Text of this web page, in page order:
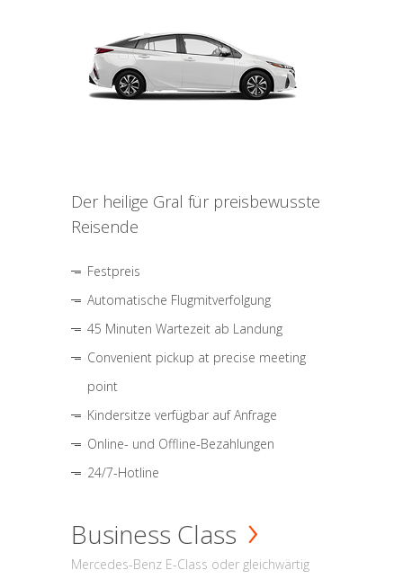
Der heilige Gral für preisbewusste
Reisende
Festpreis
Automatische Flugmitverfolgung
45 Minuten Wartezeit ab Landung
Convenient pickup at precise meeting
point
Kindersitze verfügbar auf Anfrage
Online- und Offline-Bezahlungen
24/7-Hotline
Business Class
Mercedes-Benz E-Class oder gleichwärtig